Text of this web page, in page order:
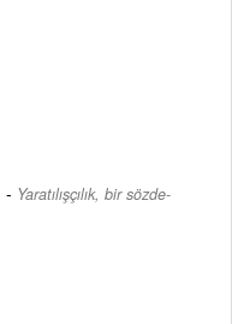
- Yaratılışçılık, bir sözde-